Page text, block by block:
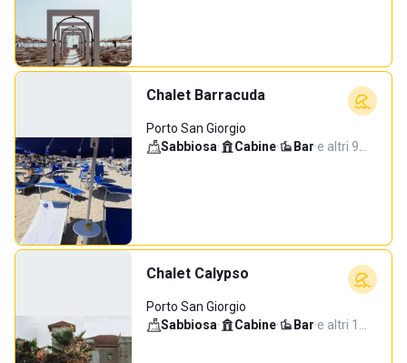
Chalet Barracuda
Porto San Giorgio
Sabbiosa· Cabine· Bar·e altri 9…
Chalet Calypso
Porto San Giorgio
Sabbiosa· Cabine· Bar·e altri 1…